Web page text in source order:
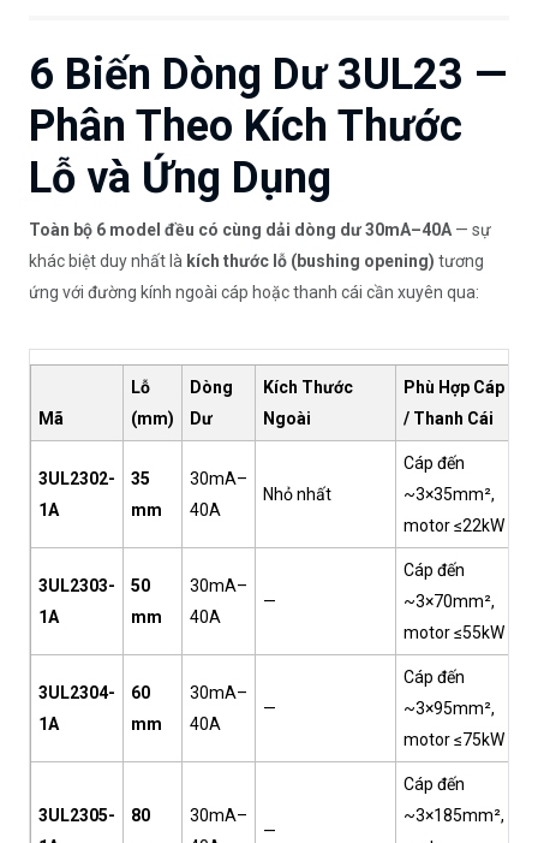
6 Biến Dòng Dư 3UL23 —
Phân Theo Kích Thước
Lỗ và Ứng Dụng
Toàn bộ 6 model đều có cùng dải dòng dư 30mA–40A — sự
khác biệt duy nhất là kích thước lỗ (bushing opening) tương
ứng với đường kính ngoài cáp hoặc thanh cái cần xuyên qua:
Mã
Lỗ
(mm)
Dòng
Dư
Kích Thước
Ngoài
Phù Hợp Cáp
/ Thanh Cái
3UL2302-
1A
35
mm
30mA–
40A
Nhỏ nhất
Cáp đến
~3×35mm²,
motor ≤22kW
3UL2303-
1A
50
mm
30mA–
40A
—
Cáp đến
~3×70mm²,
motor ≤55kW
3UL2304-
1A
60
mm
30mA–
40A
—
Cáp đến
~3×95mm²,
motor ≤75kW
3UL2305-
80
30mA–
—
Cáp đến
~3×185mm²,